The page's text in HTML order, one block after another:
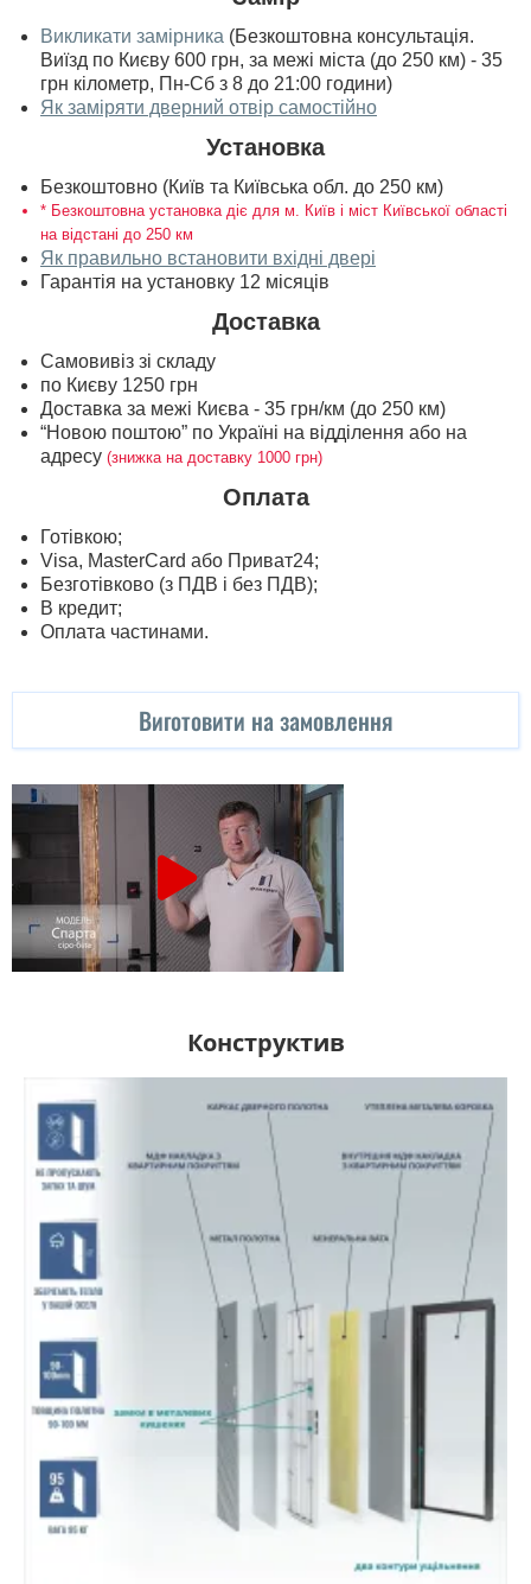
Викликати замірника (Безкоштовна консультація.
Виїзд по Києву 600 грн, за межі міста (до 250 км) - 35
грн кілометр, Пн-Сб з 8 до 21:00 години)
Як заміряти дверний отвір самостійно
Установка
Безкоштовно (Київ та Київська обл. до 250 км)
* Безкоштовна установка діє для м. Київ і міст Київської області
на відстані до 250 км
Як правильно встановити вхідні двері
Гарантія на установку 12 місяців
Доставка
Самовивіз зі складу
по Києву 1250 грн
Доставка за межі Києва - 35 грн/км (до 250 км)
“Новою поштою” по Україні на відділення або на
адресу (знижка на доставку 1000 грн)
Оплата
Готівкою;
Visa, MasterСard або Приват24;
Безготівково (з ПДВ і без ПДВ);
В кредит;
Оплата частинами.
Виготовити на замовлення
Конструктив